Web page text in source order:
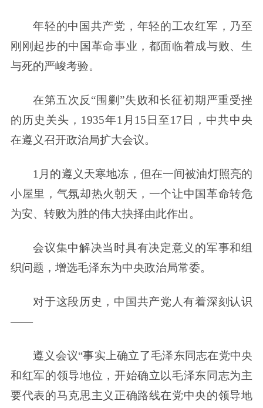
年轻的中国共产党，年轻的工农红军，乃至
刚刚起步的中国革命事业，都面临着成与败、生
与死的严峻考验。
在第五次反“围剿”失败和长征初期严重受挫
的历史关头，1935年1月15日至17日，中共中央
在遵义召开政治局扩大会议。
1月的遵义天寒地冻，但在一间被油灯照亮的
小屋里，气氛却热火朝天，一个让中国革命转危
为安、转败为胜的伟大抉择由此作出。
会议集中解决当时具有决定意义的军事和组
织问题，增选毛泽东为中央政治局常委。
对于这段历史，中国共产党人有着深刻认识
——
遵义会议“事实上确立了毛泽东同志在党中央
和红军的领导地位，开始确立以毛泽东同志为主
要代表的马克思主义正确路线在党中央的领导地